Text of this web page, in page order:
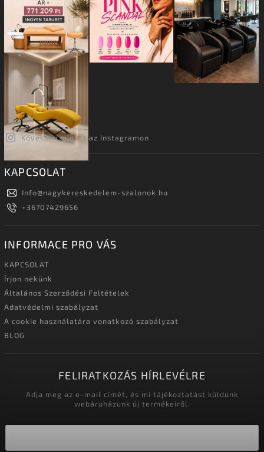
Kövessen minket az Instagramon
KAPCSOLAT
Info@nagykereskedelem-szalonok.hu
+36707429656
INFORMACE PRO VÁS
KAPCSOLAT
Írjon nekünk
Általános Szerződési Feltételek
Adatvédelmi szabályzat
A cookie használatára vonatkozó szabályzat
BLOG
FELIRATKOZÁS HÍRLEVÉLRE
Adja meg az e-mail címét, és mi tájékoztatást küldünk
webáruházunk új termékeiről.